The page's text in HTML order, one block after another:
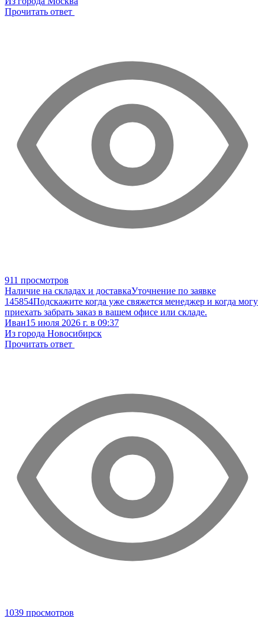
Прочитать ответ
911 просмотров
Наличие на складах и доставкаУточнение по заявке
145854Подскажите когда уже свяжется менеджер и когда могу
приехать забрать заказ в вашем офисе или складе.
Иван15 июля 2026 г. в 09:37
Из города Новосибирск
Прочитать ответ
1039 просмотров